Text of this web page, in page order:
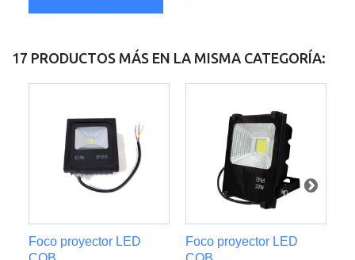
17 PRODUCTOS MÁS EN LA MISMA CATEGORÍA:
Foco proyector LED
Foco proyector LED